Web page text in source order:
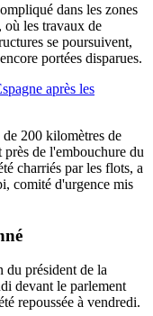
dans les zones
où les travaux de
se poursuivent,
portées disparues.
après les
de 200 kilomètres de
de l'embouchure du
charriés par les flots, a
comité d'urgence mis
du président de la
devant le parlement
repoussée à vendredi.